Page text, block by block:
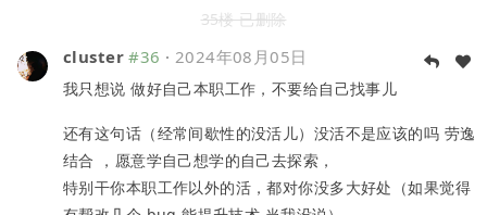
35楼 已删除
cluster #36 · 2024年08月05日
我只想说 做好自己本职工作，不要给自己找事儿
还有这句话（经常间歇性的没活儿）没活不是应该的吗 劳逸
结合 ，愿意学自己想学的自己去探索，
特别干你本职工作以外的活，都对你没多大好处（如果觉得